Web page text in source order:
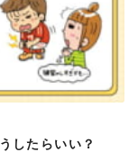
したらいい？